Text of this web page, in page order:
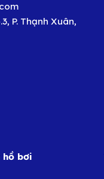
P. Thạnh Xuân,
bơi